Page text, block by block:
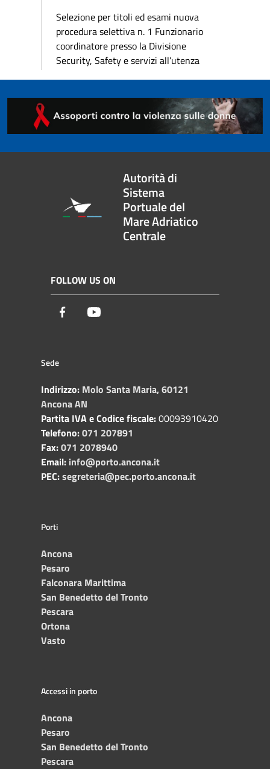
Selezione per titoli ed esami nuova
procedura selettiva n. 1 Funzionario
coordinatore presso la Divisione
Security, Safety e servizi all’utenza
Autorità di
Sistema
Portuale del
Mare Adriatico
Centrale
FOLLOW US ON
Facebook
Sede
Indirizzo: Molo Santa Maria, 60121
Ancona AN
Partita IVA e Codice fiscale:00093910420
Telefono:071 207891
Fax:071 2078940
Email: info@porto.ancona.it
PEC:segreteria@pec.porto.ancona.it
Porti
Ancona
Pesaro
Falconara Marittima
San Benedetto del Tronto
Pescara
Ortona
Vasto
Accessi in porto
Ancona
Pesaro
San Benedetto del Tronto
Pescara